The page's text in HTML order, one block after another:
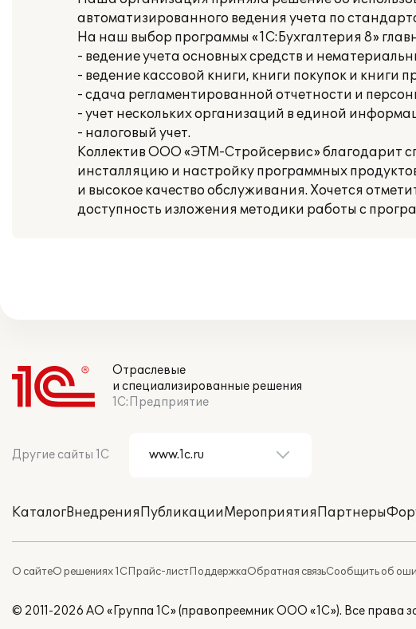
автоматизированного ведения учета по
На наш выбор программы «1С:Бухгалтерия 8»
- ведение учета основных средств и
- ведение кассовой книги, книги покупок и книги
- сдача регламентированной отчетности и
- учет нескольких организаций в единой
- налоговый учет.
Коллектив ООО «ЭТМ-Стройсервис» благодарит
инсталляцию и настройку программных
и высокое качество обслуживания. Хочется
доступность изложения методики работы с
Отраслевые
и специализированные решения
1С:Предприятие
Другие сайты 1С
КаталогВнедренияПубликацииМероприятияПартнеры
О сайтеО решениях 1СПрайс-листПоддержкаОбратная связьСообщить об
© 2011-2026 АО «Группа 1С» (правопреемник ООО «1С»). Все права